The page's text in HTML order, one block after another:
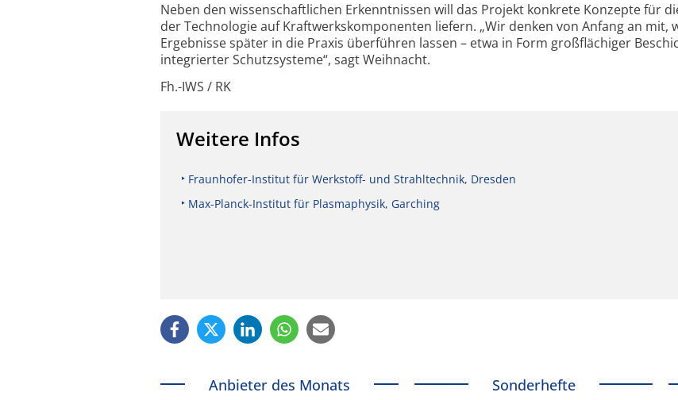
Neben den wissenschaftlichen Erkenntnissen will das Projekt konkrete Konzepte für
der Technologie auf Kraftwerkskomponenten liefern. „Wir denken von Anfang an mit,
Ergebnisse später in die Praxis überführen lassen – etwa in Form großflächiger
integrierter Schutzsysteme“, sagt Weihnacht.
Fh.-IWS / RK
Weitere Infos
Fraunhofer-Institut für Werkstoff- und Strahltechnik, Dresden
Max-Planck-Institut für Plasmaphysik, Garching
Anbieter des Monats Sonderhefte